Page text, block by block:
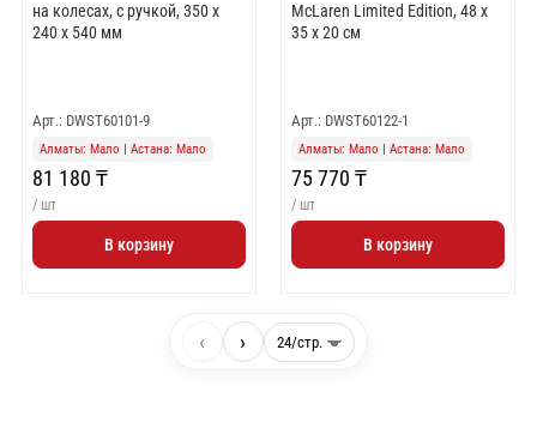
на колесах, с ручкой, 350 x
240 x 540 мм
Арт.: DWST60101-9
Алматы: Мало Астана: Мало
81 180 ₸
/ шт
В корзину
McLaren Limited Edition, 48 х
35 х 20 см
Арт.: DWST60122-1
Алматы: Мало Астана: Мало
75 770 ₸
/ шт
В корзину
‹ ›